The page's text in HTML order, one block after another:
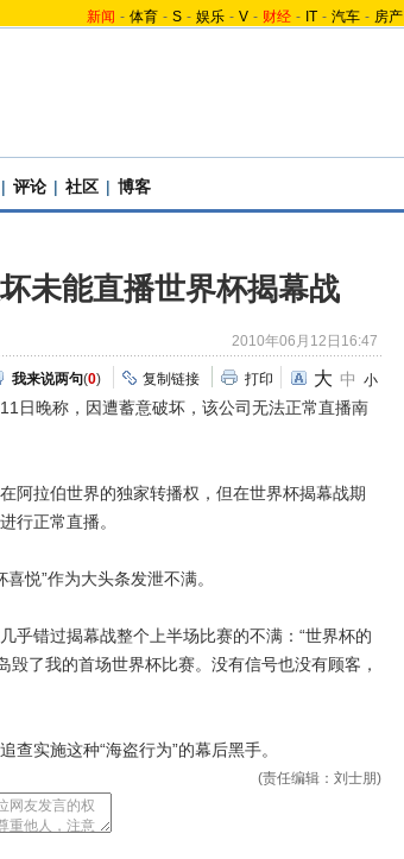
新闻 - 体育 - S - 娱乐 - V - 财经 - IT - 汽车 - 房产
| 评论 | 社区 | 博客
未能直播世界杯揭幕战
2010年06月12日16:47
我来说两句(0) 复制链接 打印 大 中 小
晚称，因遭蓄意破坏，该公司无法正常直播南
拉伯世界的独家转播权，但在世界杯揭幕战期
行正常直播。
悦”作为大头条发泄不满。
错过揭幕战整个上半场比赛的不满：“世界杯的
毁了我的首场世界杯比赛。没有信号也没有顾客，
实施这种“海盗行为”的幕后黑手。
(责任编辑：刘士朋)